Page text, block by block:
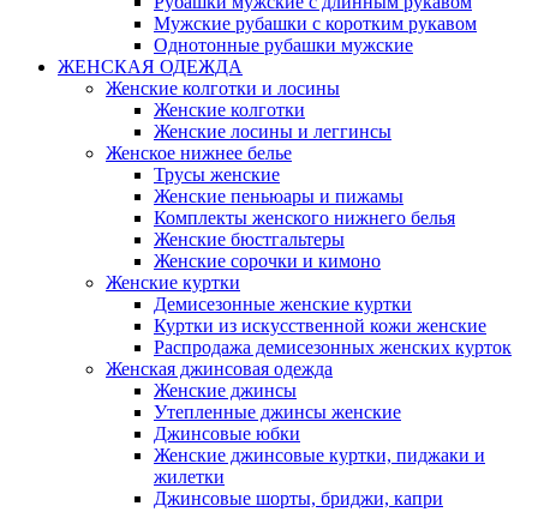
Мужские рубашки с коротким рукавом
Однотонные рубашки мужские
ЖЕНСКАЯ ОДЕЖДА
Женские колготки и лосины
Женские колготки
Женские лосины и леггинсы
Женское нижнее белье
Трусы женские
Женские пеньюары и пижамы
Комплекты женского нижнего белья
Женские бюстгальтеры
Женские сорочки и кимоно
Женские куртки
Демисезонные женские куртки
Куртки из искусственной кожи женские
Распродажа демисезонных женских курток
Женская джинсовая одежда
Женские джинсы
Утепленные джинсы женские
Джинсовые юбки
Женские джинсовые куртки, пиджаки и
жилетки
Джинсовые шорты, бриджи, капри